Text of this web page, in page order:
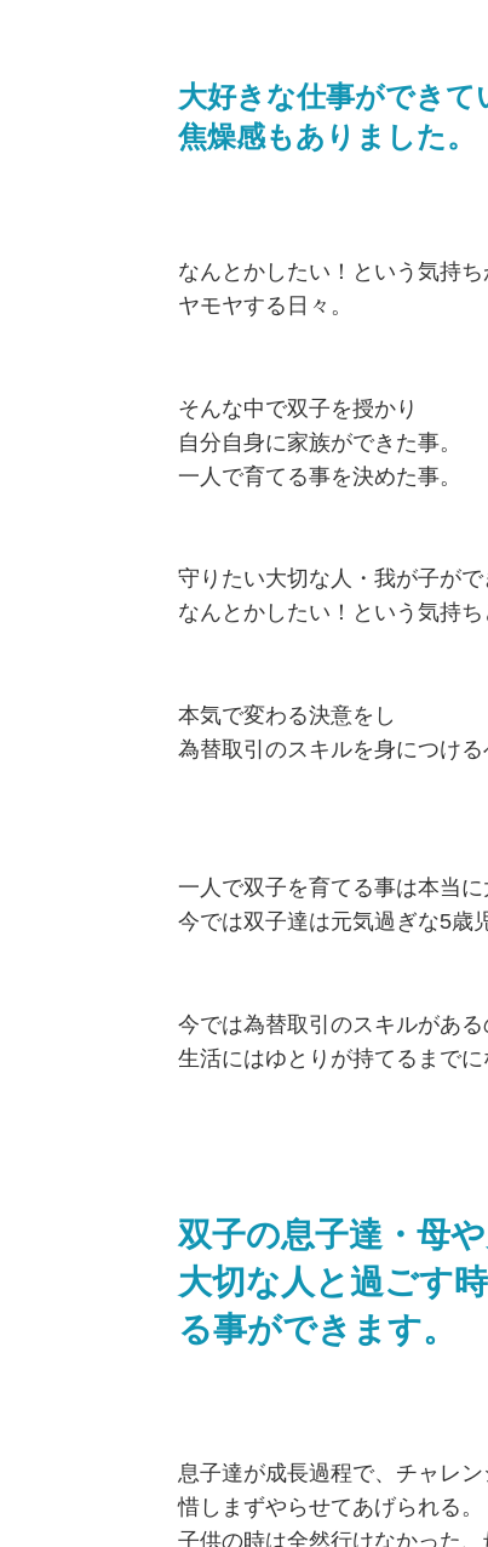
大好きな仕事ができて
焦燥感もありました。
なんとかしたい！という気持
ヤモヤする日々。
そんな中で双子を授かり
自分自身に家族ができた事。
一人で育てる事を決めた事。
守りたい大切な人・我が子が
なんとかしたい！という気持
本気で変わる決意をし
為替取引のスキルを身につける
一人で双子を育てる事は本当
今では双子達は元気過ぎな5歳
今では為替取引のスキルがある
生活にはゆとりが持てるまでに
双子の息子達・母や
大切な人と過ごす
る事ができます。
息子達が成長過程で、チャレ
惜しまずやらせてあげられる。
子供の時は全然行けなかった